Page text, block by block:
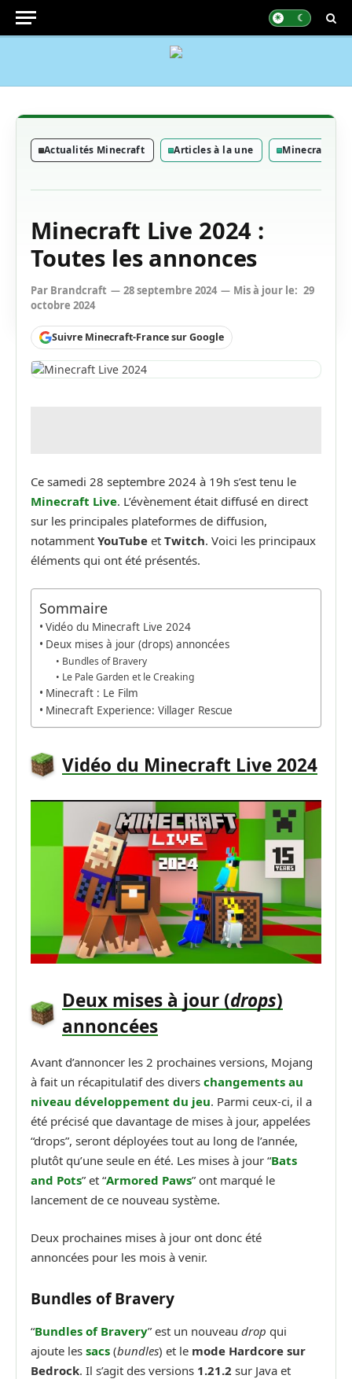
Actualités Minecraft Articles à la une Minecraft
Minecraft Live 2024 :
Toutes les annonces
Par Brandcraft 28 septembre 2024 Mis à jour le: 29
octobre 2024
Suivre Minecraft-France sur Google
Ce samedi 28 septembre 2024 à 19h s’est tenu le
Minecraft Live. L’évènement était diffusé en direct
sur les principales plateformes de diffusion,
notamment YouTube et Twitch. Voici les principaux
éléments qui ont été présentés.
Sommaire
Vidéo du Minecraft Live 2024
Deux mises à jour (drops) annoncées
Bundles of Bravery
Le Pale Garden et le Creaking
Minecraft : Le Film
Minecraft Experience: Villager Rescue
Vidéo du Minecraft Live 2024
Deux mises à jour (drops)
annoncées
Avant d’annoncer les 2 prochaines versions, Mojang
à fait un récapitulatif des divers changements au
niveau développement du jeu. Parmi ceux-ci, il a
été précisé que davantage de mises à jour, appelées
“drops”, seront déployées tout au long de l’année,
plutôt qu’une seule en été. Les mises à jour “Bats
and Pots” et “Armored Paws” ont marqué le
lancement de ce nouveau système.
Deux prochaines mises à jour ont donc été
annoncées pour les mois à venir.
Bundles of Bravery
“Bundles of Bravery” est un nouveau drop qui
ajoute les sacs (bundles) et le mode Hardcore sur
Bedrock. Il s’agit des versions 1.21.2 sur Java et